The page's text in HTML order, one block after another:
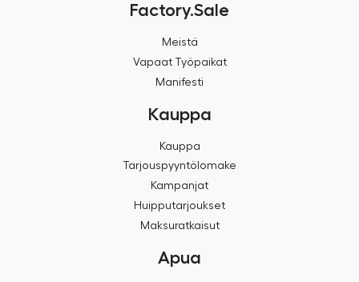
Factory.Sale
Meistä
Vapaat Työpaikat
Manifesti
Kauppa
Kauppa
Tarjouspyyntölomake
Kampanjat
Huipputarjoukset
Maksuratkaisut
Apua